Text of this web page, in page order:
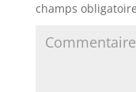
champs